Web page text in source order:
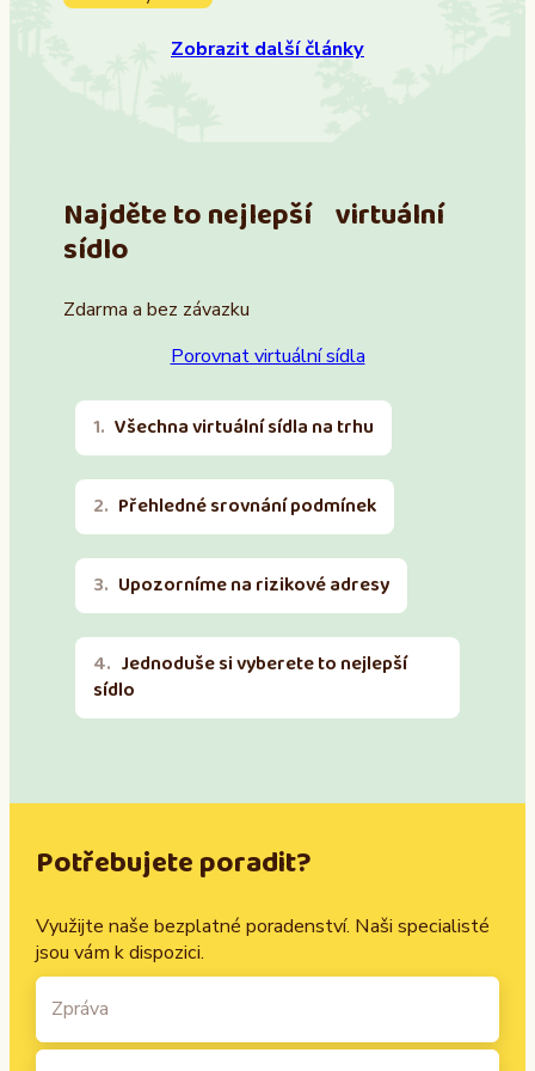
Zobrazit další články
Najděte to nejlepší virtuální
sídlo
Zdarma a bez závazku
Porovnat virtuální sídla
Všechna virtuální sídla na trhu
Přehledné srovnání podmínek
Upozorníme na rizikové adresy
Jednoduše si vyberete to nejlepší
sídlo
Potřebujete poradit?
Využijte naše bezplatné poradenství. Naši specialisté
jsou vám k dispozici.